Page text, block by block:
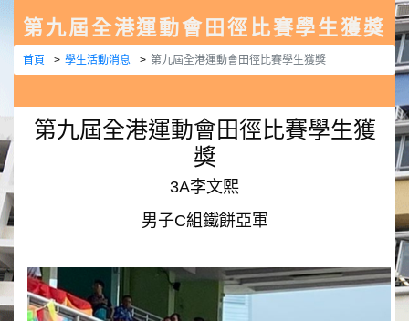
第九屆全港運動會田徑比賽學生獲獎
首頁 學生活動消息 第九屆全港運動會田徑比賽學生獲獎
第九屆全港運動會田徑比賽學生獲
獎
3A李文熙
男子C組鐵餅亞軍